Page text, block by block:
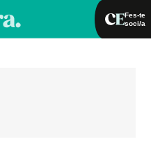
Fes-te
soci/a